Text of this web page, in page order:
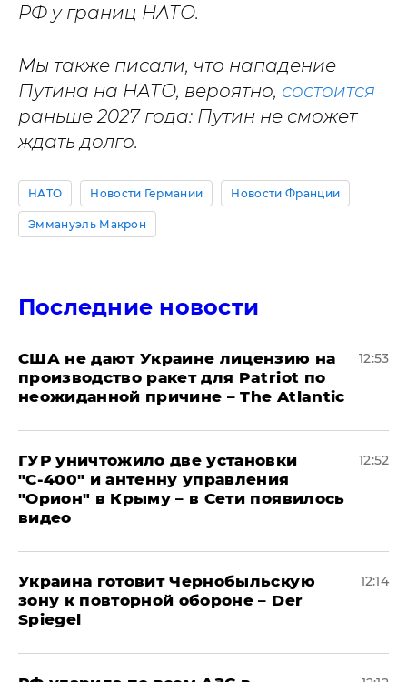
РФ у границ НАТО.
Мы также писали, что нападение
Путина на НАТО, вероятно, состоится
раньше 2027 года: Путин не сможет
ждать долго.
НАТО Новости Германии Новости Франции
Эммануэль Макрон
Последние новости
США не дают Украине лицензию на
производство ракет для Patriot по
неожиданной причине – The Atlantic
12:53
ГУР уничтожило две установки
"С‑400" и антенну управления
"Орион" в Крыму – в Сети появилось
видео
12:52
Украина готовит Чернобыльскую
зону к повторной обороне – Der
Spiegel
12:14